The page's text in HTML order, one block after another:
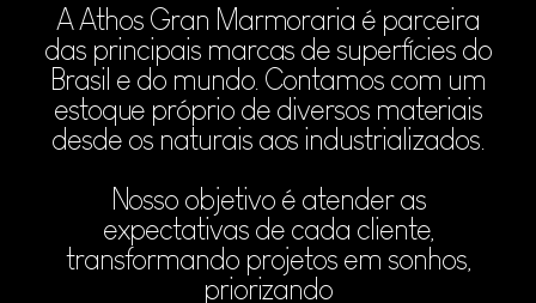
A Athos Gran Marmoraria é parceira
das principais marcas de superfícies do
Brasil e do mundo. Contamos com um
estoque próprio de diversos materiais
desde os naturais aos industrializados.
Nosso objetivo é atender as
expectativas de cada cliente,
transformando projetos em sonhos,
priorizando